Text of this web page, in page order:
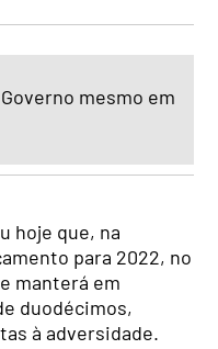
mesmo em
hoje que, na
para 2022, no
manterá em
duodécimos,
à adversidade.